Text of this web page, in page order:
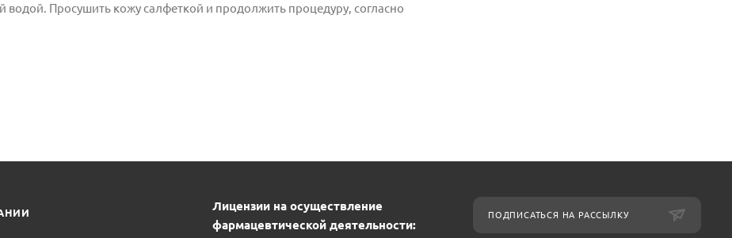
водой. Просушить кожу салфеткой и продолжить процедуру, согласно
Лицензии на осуществление
фармацевтической деятельности:
ПОДПИСАТЬСЯ НА РАССЫЛКУ